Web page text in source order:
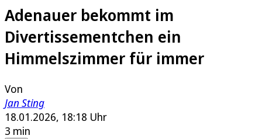
Adenauer bekommt im
Divertissementchen ein
Himmelszimmer für immer
Von
Jan Sting
18.01.2026, 18:18 Uhr
3 min